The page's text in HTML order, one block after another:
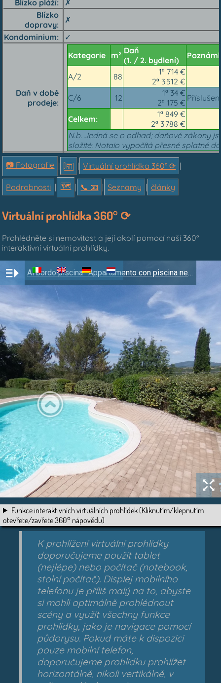
Blízko pláží
✗
Blízko
dopravy
✗
Kondominium
✓
Daň v době
prodeje
Kategorie m² Daň
(1. / 2. bydlení)
A/2 88
1ª 714 €
2ª 3 512 €
C/6
12
1ª 34 €
2ª 175 €
Celkem:
1ª 849 €
2ª 3 788 €
N.b. Jedná se o odhad; daňové zákony
složité: Notaio vypočítá přesné splatné
📷 Fotografie | | Virtuální prohlídka 360° ⟳ |
Podrobnosti | 🗺 | 📞︎ 📧 | Seznamy | články
Virtuální prohlídka 360° ⟳
Prohlédněte si nemovitost a její okolí pomocí naší 360°
interaktivní virtuální prohlídky.
Funkce interaktivních virtuálních prohlídek (Kliknutím/klepnutím
otevřete/zavřete 360° nápovědu)
K prohlížení virtuální prohlídky
doporučujeme použít tablet
(nejlépe) nebo počítač (notebook,
stolní počítač). Displej mobilního
telefonu je příliš malý na to, abyste
si mohli optimálně prohlédnout
scény a využít všechny funkce
prohlídky, jako je navigace pomocí
půdorysu. Pokud máte k dispozici
pouze mobilní telefon,
doporučujeme prohlídku prohlížet
horizontálně, nikoli vertikálně, v